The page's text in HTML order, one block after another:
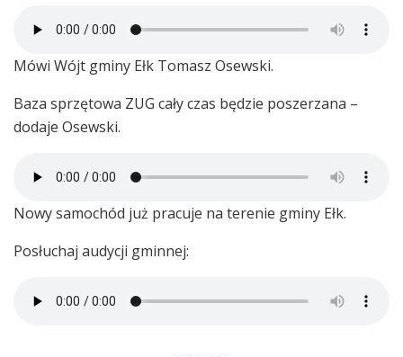
Mówi Wójt gminy Ełk Tomasz Osewski.
Baza sprzętowa ZUG cały czas będzie poszerzana –
dodaje Osewski.
Nowy samochód już pracuje na terenie gminy Ełk.
Posłuchaj audycji gminnej: